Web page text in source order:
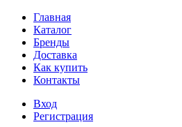
Главная
Каталог
Бренды
Доставка
Как купить
Контакты
Вход
Регистрация